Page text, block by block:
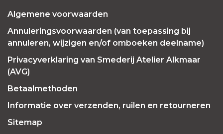
Algemene voorwaarden
Annuleringsvoorwaarden (van toepassing bij
annuleren, wijzigen en/of omboeken deelname)
Privacyverklaring van Smederij Atelier Alkmaar
(AVG)
Betaalmethoden
Informatie over verzenden, ruilen en retourneren
Sitemap